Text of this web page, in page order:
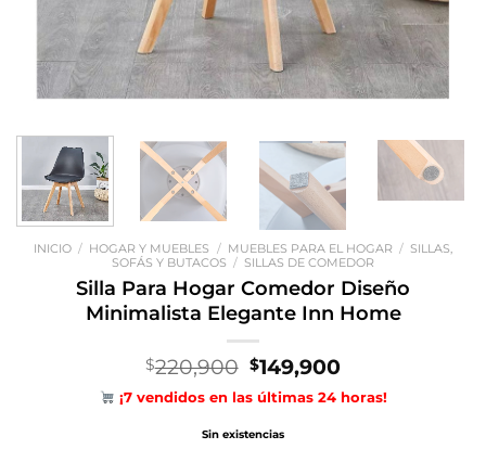
INICIO / HOGAR Y MUEBLES / MUEBLES PARA EL HOGAR / SILLAS,
SOFÁS Y BUTACOS / SILLAS DE COMEDOR
Silla Para Hogar Comedor Diseño
Minimalista Elegante Inn Home
$220,900 El
precio
original
era:
$149,900El
precio
actual
¡7 vendidos en las últimas 24 horas!
Sin existencias